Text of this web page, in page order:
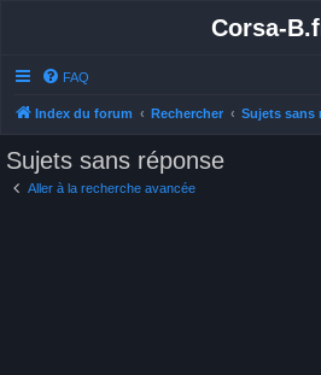
Corsa-
FAQ
Index du forum Rechercher Sujets sans
Sujets sans réponse
Aller à la recherche avancée